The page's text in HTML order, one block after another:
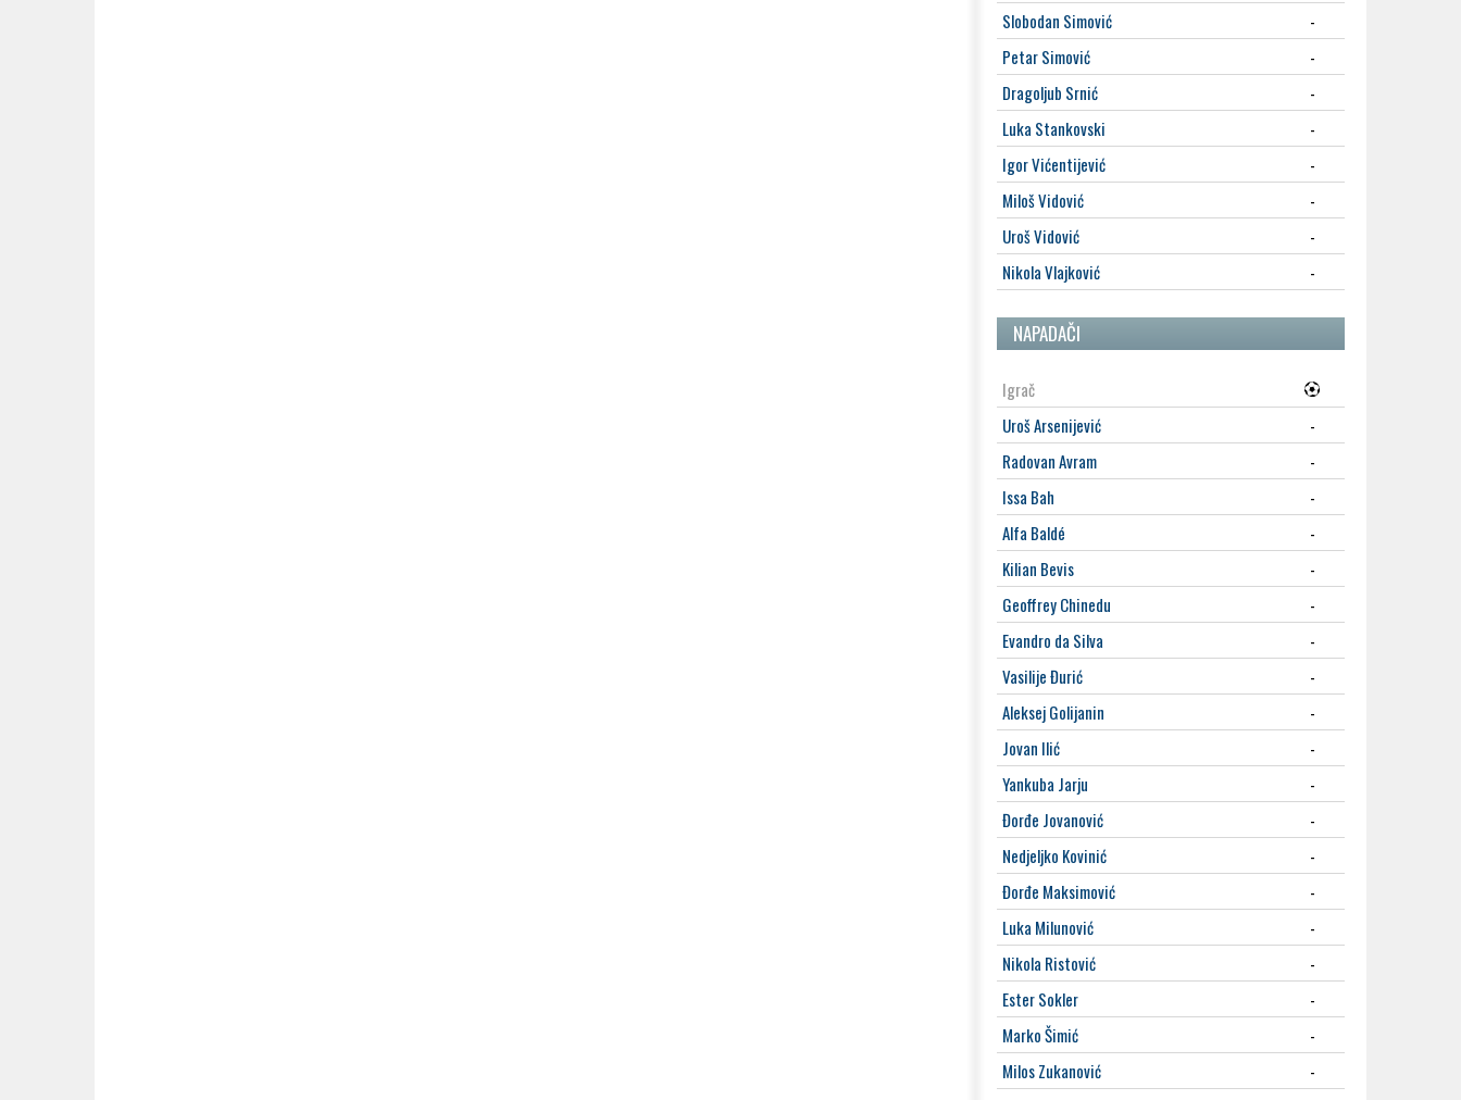
Slobodan Simović
-
Petar Simović
-
Dragoljub Srnić
-
Luka Stankovski
-
Igor Vićentijević
-
Miloš Vidović
-
Uroš Vidović
-
Nikola Vlajković
-
NAPADAČI
Igrač
Uroš Arsenijević
-
Radovan Avram
-
Issa Bah
-
Alfa Baldé
-
Kilian Bevis
-
Geoffrey Chinedu
-
Evandro da Silva
-
Vasilije Đurić
-
Aleksej Golijanin
-
Jovan Ilić
-
Yankuba Jarju
-
Đorđe Jovanović
-
Nedjeljko Kovinić
-
Đorđe Maksimović
-
Luka Milunović
-
Nikola Ristović
-
Ester Sokler
-
Marko Šimić
-
Milos Zukanović
-